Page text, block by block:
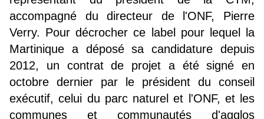
accompagné du directeur de l'ONF, Pierre
Verry. Pour décrocher ce label pour lequel la
Martinique a déposé sa candidature depuis
2012, un contrat de projet a été signé en
octobre dernier par le président du conseil
exécutif, celui du parc naturel et l'ONF, et les
communes et communautés d'agglos